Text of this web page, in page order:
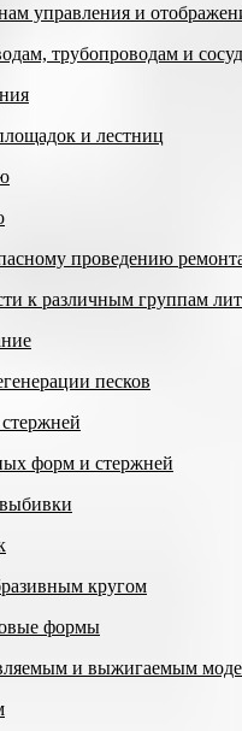
управления и
трубопроводам и
и лестниц
проведению
к различным группам
песков
форм и стержней
кругом
формы
и выжигаемым